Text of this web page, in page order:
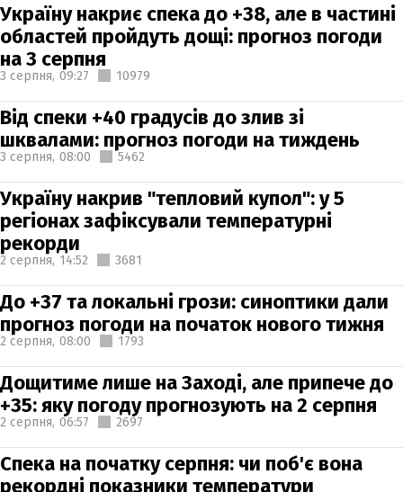
Україну накриє спека до +38, але в частині
областей пройдуть дощі: прогноз погоди
на 3 серпня
3 серпня, 09:27 10979
Від спеки +40 градусів до злив зі
шквалами: прогноз погоди на тиждень
3 серпня, 08:00 5462
Україну накрив "тепловий купол": у 5
регіонах зафіксували температурні
рекорди
2 серпня, 14:52 3681
До +37 та локальні грози: синоптики дали
прогноз погоди на початок нового тижня
2 серпня, 08:00 1793
Дощитиме лише на Заході, але припече до
+35: яку погоду прогнозують на 2 серпня
2 серпня, 06:57 2697
Спека на початку серпня: чи поб'є вона
рекордні показники температури